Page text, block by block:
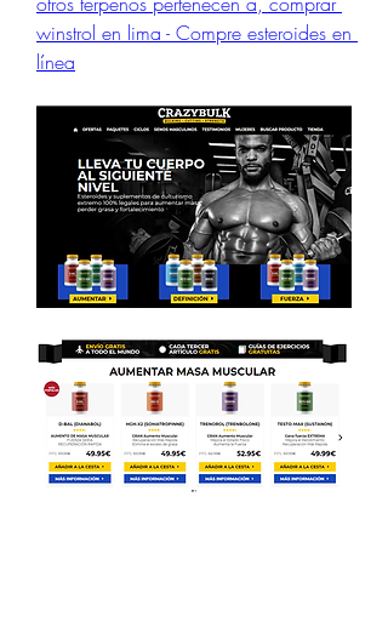
winstrol en lima - Compre esteroides en
línea